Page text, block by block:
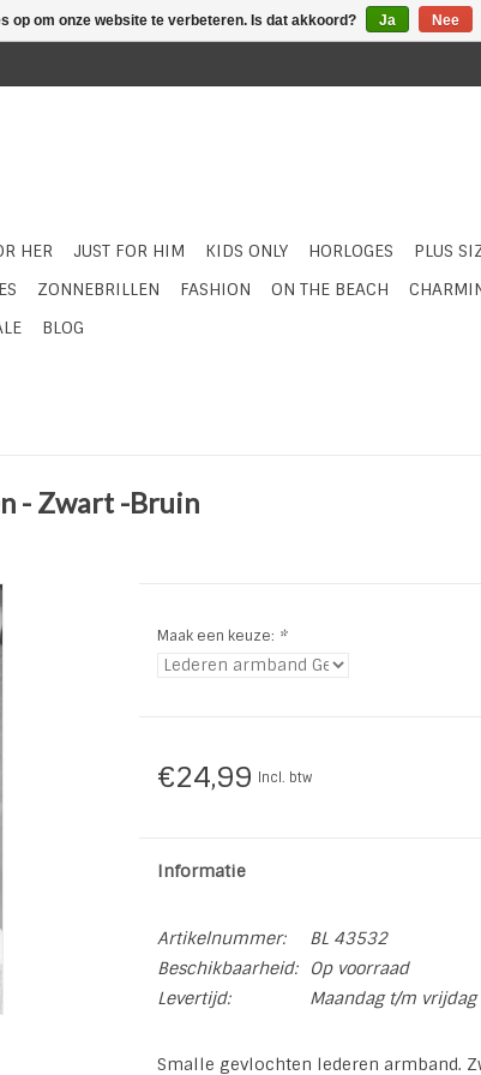
HER JUST FOR HIM KIDS ONLY HORLOGES PLUS
ZONNEBRILLEN FASHION ON THE BEACH
BLOG
- Zwart -Bruin
Maak een keuze: *
€24,99 Incl. btw
Informatie
Artikelnummer:
BL 43532
Beschikbaarheid:
Op voorraad
Levertijd:
Maandag t/m
Smalle gevlochten lederen armband.
op om onze website te verbeteren. Is dat akkoord? Ja Nee